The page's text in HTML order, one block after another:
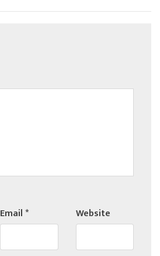
Email* Website